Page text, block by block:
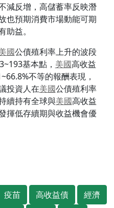
減反增，高儲蓄率反映潛
也預期消費市場動能可期
益。
國公債殖利率上升的波段
基本點， 美國高收益
不等的報酬表現，
投資人在美國公債殖利率
續持有全球與美國高收益
揮低存續期與收益機會優
疫苗 高收益債
經濟